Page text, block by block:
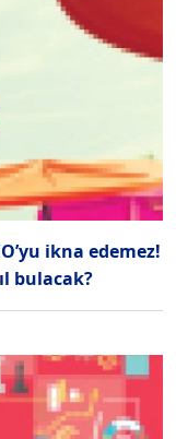
ikna edemez!
bulacak?